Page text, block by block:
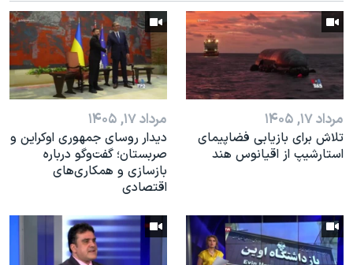
نرگس محمدی برنده جایزه نوبل صلح
همایش محافظه‌کاران آمریکا «سی‌پک»
صفحه‌های ویژه
سفر پرزیدنت ترامپ به چینمرداد ۱۷, ۱۴۰۵
تلاش برای بازیابی فضاپیمای
استارشیپ از اقیانوس هند
مرداد ۱۷, ۱۴۰۵
دیدار روسای جمهوری اوکراین و
صربستان؛ گفت‌وگو درباره
بازسازی و همکاری‌های
اقتصادی